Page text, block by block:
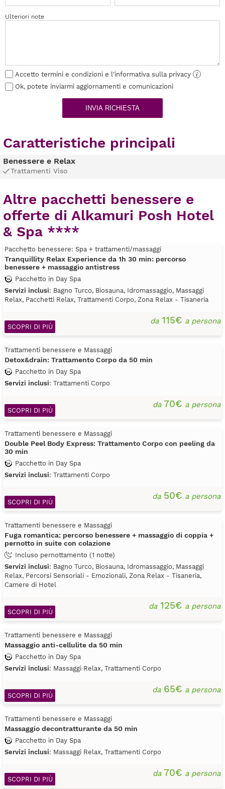
Ulteriori note
Accetto termini e condizioni e l'informativa sulla privacy
i
Ok, potete inviarmi aggiornamenti e comunicazioni
INVIA RICHIESTA
Caratteristiche principali
Benessere e Relax
Trattamenti Viso
Altre pacchetti benessere e
offerte di Alkamuri Posh Hotel
& Spa ****
Pacchetto benessere: Spa + trattamenti/massaggi
Tranquillity Relax Experience da 1h 30 min: percorso
benessere + massaggio antistress
Pacchetto in Day Spa
Servizi inclusi: Bagno Turco, Biosauna, Idromassaggio, Massaggi
Relax, Pacchetti Relax, Trattamenti Corpo, Zona Relax - Tisaneria
da115€ a persona
SCOPRI DI PIÙ
Trattamenti benessere e Massaggi
Detox&drain: Trattamento Corpo da 50 min
Pacchetto in Day Spa
Servizi inclusi: Trattamenti Corpo
da70€ a persona
SCOPRI DI PIÙ
Trattamenti benessere e Massaggi
Double Peel Body Express: Trattamento Corpo con peeling da
30 min
Pacchetto in Day Spa
Servizi inclusi: Trattamenti Corpo
da50€ a persona
SCOPRI DI PIÙ
Trattamenti benessere e Massaggi
Fuga romantica: percorso benessere + massaggio di coppia +
pernotto in suite con colazione
Incluso pernottamento (1 notte)
Servizi inclusi: Bagno Turco, Biosauna, Idromassaggio, Massaggi
Relax, Percorsi Sensoriali - Emozionali, Zona Relax - Tisaneria,
Camere di Hotel
da125€ a persona
SCOPRI DI PIÙ
Trattamenti benessere e Massaggi
Massaggio anti-cellulite da 50 min
Pacchetto in Day Spa
Servizi inclusi: Massaggi Relax, Trattamenti Corpo
da65€ a persona
SCOPRI DI PIÙ
Trattamenti benessere e Massaggi
Massaggio decontratturante da 50 min
Pacchetto in Day Spa
Servizi inclusi: Massaggi Relax, Trattamenti Corpo
da70€ a persona
SCOPRI DI PIÙ